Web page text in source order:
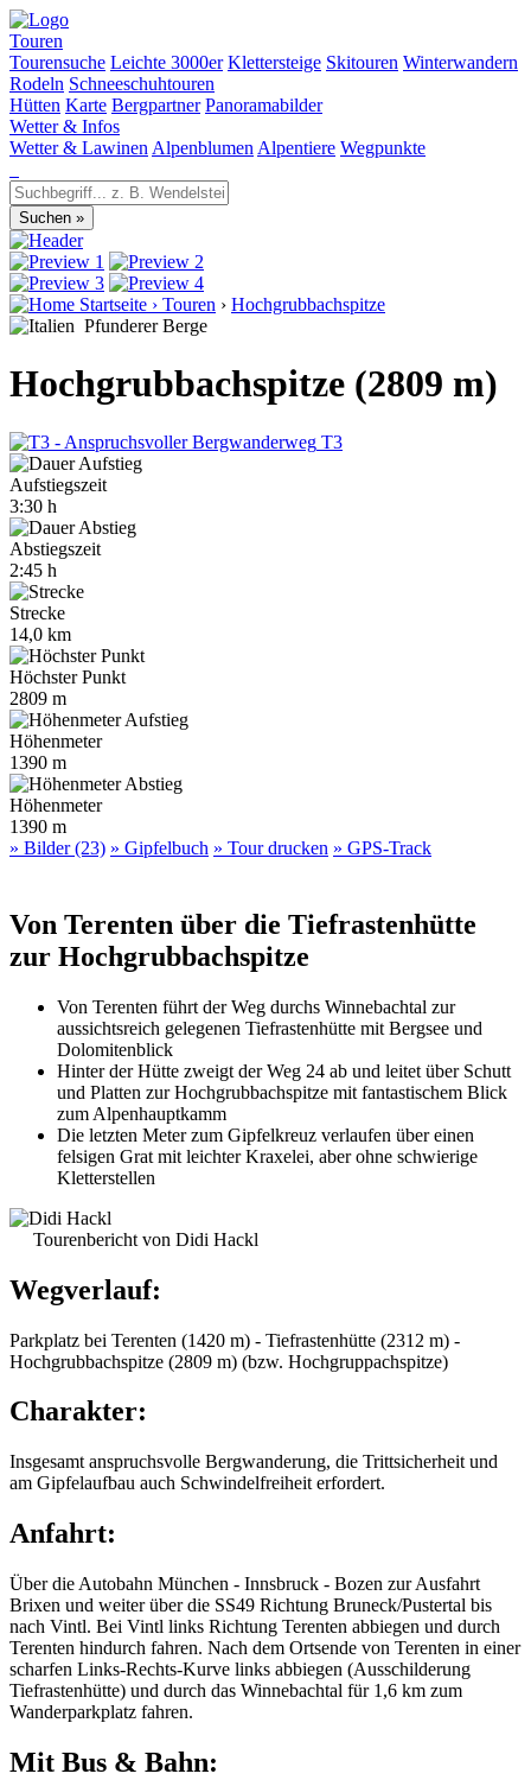
Touren
Tourensuche Leichte 3000er Klettersteige Skitouren Winterwandern
Rodeln Schneeschuhtouren
Hütten Karte Bergpartner Panoramabilder
Wetter & Infos
Wetter & Lawinen Alpenblumen Alpentiere Wegpunkte
Startseite › Touren › Hochgrubbachspitze
Pfunderer Berge
Hochgrubbachspitze (2809 m)
T3
Aufstiegszeit
3:30 h
Abstiegszeit
2:45 h
Strecke
14,0 km
Höchster Punkt
2809 m
Höhenmeter
1390 m
Höhenmeter
1390 m
» Bilder (23) » Gipfelbuch » Tour drucken » GPS-Track
Von Terenten über die Tiefrastenhütte
zur Hochgrubbachspitze
Von Terenten führt der Weg durchs Winnebachtal zur
aussichtsreich gelegenen Tiefrastenhütte mit Bergsee und
Dolomitenblick
Hinter der Hütte zweigt der Weg 24 ab und leitet über Schutt
und Platten zur Hochgrubbachspitze mit fantastischem Blick
zum Alpenhauptkamm
Die letzten Meter zum Gipfelkreuz verlaufen über einen
felsigen Grat mit leichter Kraxelei, aber ohne schwierige
Kletterstellen
Tourenbericht von Didi Hackl
Wegverlauf:
Parkplatz bei Terenten (1420 m) - Tiefrastenhütte (2312 m) -
Hochgrubbachspitze (2809 m) (bzw. Hochgruppachspitze)
Charakter:
Insgesamt anspruchsvolle Bergwanderung, die Trittsicherheit und
am Gipfelaufbau auch Schwindelfreiheit erfordert.
Anfahrt:
Über die Autobahn München - Innsbruck - Bozen zur Ausfahrt
Brixen und weiter über die SS49 Richtung Bruneck/Pustertal bis
nach Vintl. Bei Vintl links Richtung Terenten abbiegen und durch
Terenten hindurch fahren. Nach dem Ortsende von Terenten in einer
scharfen Links-Rechts-Kurve links abbiegen (Ausschilderung
Tiefrastenhütte) und durch das Winnebachtal für 1,6 km zum
Wanderparkplatz fahren.
Mit Bus & Bahn: